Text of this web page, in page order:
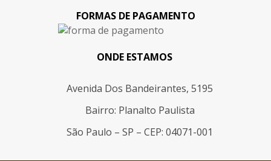
FORMAS DE PAGAMENTO
ONDE ESTAMOS
Avenida Dos Bandeirantes, 5195
Bairro: Planalto Paulista
São Paulo – SP – CEP: 04071-001